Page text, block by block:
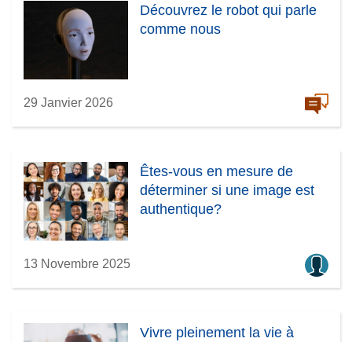
t
r
Découvrez le robot qui parle
comme nous
29 Janvier 2026
Êtes-vous en mesure de
déterminer si une image est
authentique?
13 Novembre 2025
Vivre pleinement la vie à